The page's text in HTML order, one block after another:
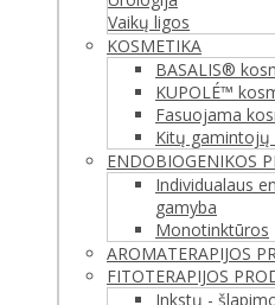
Vaikų ligos
KOSMETIKA
BASALIS®
KUPOLÉ™
Fasuojama
Kitų gamintojų
ENDOBIOGENIKOS
Individualaus
gamyba
Monotinktūros
AROMATERAPIJOS
FITOTERAPIJOS
Inkstų -